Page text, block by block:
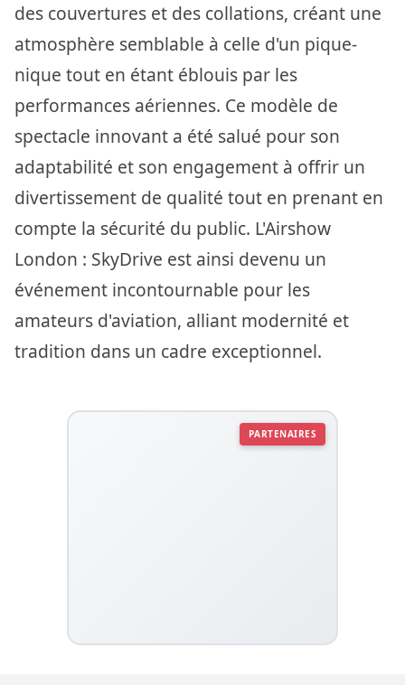
des couvertures et des collations, créant une
atmosphère semblable à celle d'un pique-
nique tout en étant éblouis par les
performances aériennes. Ce modèle de
spectacle innovant a été salué pour son
adaptabilité et son engagement à offrir un
divertissement de qualité tout en prenant en
compte la sécurité du public. L'Airshow
London : SkyDrive est ainsi devenu un
événement incontournable pour les
amateurs d'aviation, alliant modernité et
tradition dans un cadre exceptionnel.
PARTENAIRES